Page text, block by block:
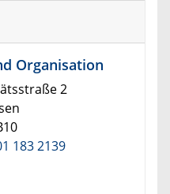
Organisation
2
183 2139